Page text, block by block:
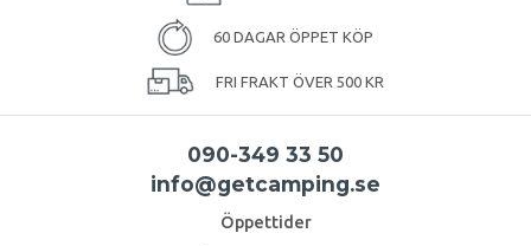
60 DAGAR ÖPPET KÖP
FRI FRAKT ÖVER 500 KR
090-349 33 50
info@getcamping.se
Öppettider